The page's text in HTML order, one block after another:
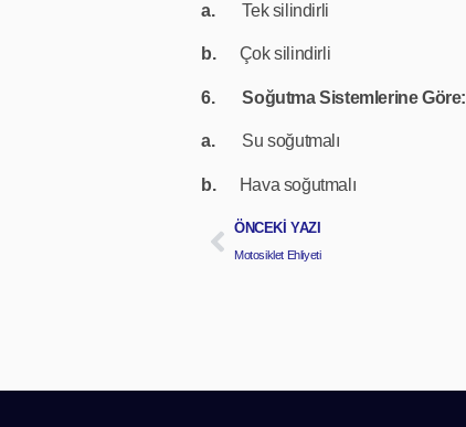
a.Tek silindirli
b. Çok silindirli
6.Soğutma Sistemlerine Göre:
a. Su soğutmalı
b. Hava soğutmalı
ÖNCEKI YAZI
Motosiklet Ehliyeti